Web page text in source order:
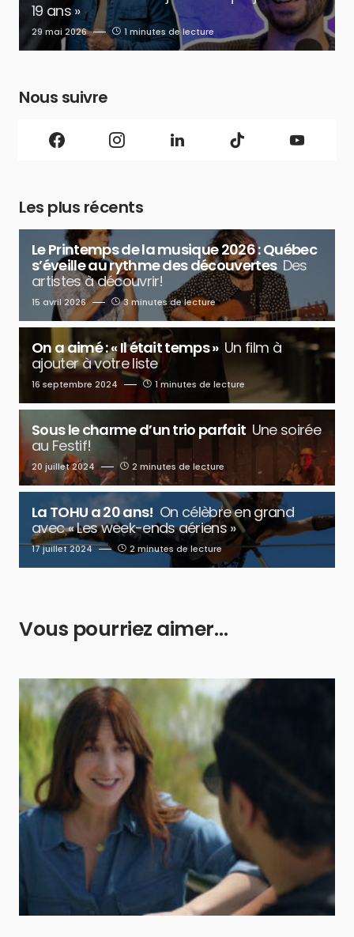
19 ans »
29 mai 2026 1 minutes de lecture
Nous suivre
Les plus récents
Le Printemps de la musique 2026 : Québec
s’éveille au rythme des découvertes Des
artistes à découvrir!
15 avril 2026 3 minutes de lecture
On a aimé : « Il était temps » Un film à
ajouter à votre liste
16 septembre 2024 1 minutes de lecture
Sous le charme d’un trio parfait Une soirée
au Festif!
20 juillet 2024 2 minutes de lecture
La TOHU a 20 ans! On célèbre en grand
avec « Les week-ends aériens »
17 juillet 2024 2 minutes de lecture
Vous pourriez aimer…